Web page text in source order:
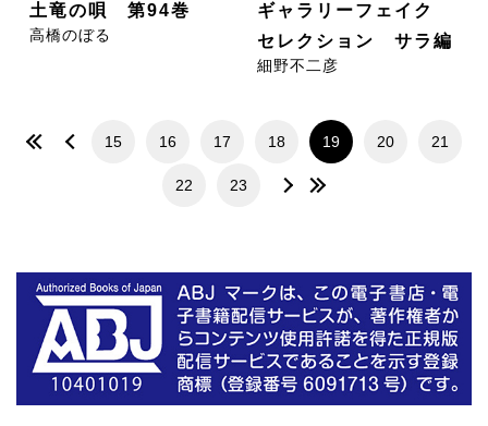
土竜の唄 第94巻
高橋のぼる
ギャラリーフェイク
セレクション サラ編
細野不二彦
15 16 17 18 19 20 21
22 23